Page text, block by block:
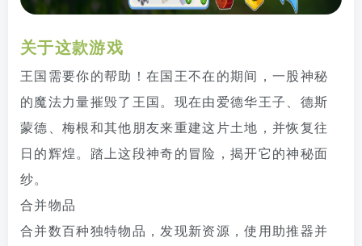
关于这款游戏
王国需要你的帮助！在国王不在的期间，一股神秘
的魔法力量摧毁了王国。现在由爱德华王子、德斯
蒙德、梅根和其他朋友来重建这片土地，并恢复往
日的辉煌。踏上这段神奇的冒险，揭开它的神秘面
纱。
合并物品
合并数百种独特物品，发现新资源，使用助推器并